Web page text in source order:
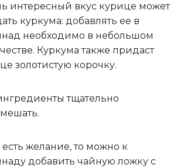
интересный вкус курице может
куркума: добавлять ее в
необходимо в небольшом
Куркума также придаст
золотистую корочку.
тщательно
есть желание, то можно к
добавить чайную ложку с